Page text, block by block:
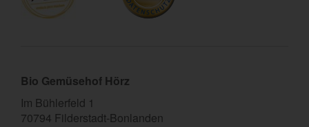
Bio Gemüsehof Hörz
Im Bühlerfeld 1
70794 Filderstadt-Bonlanden